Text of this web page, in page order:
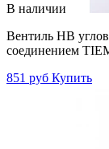
В наличии
Вентиль НВ
соединением
851 руб Купить